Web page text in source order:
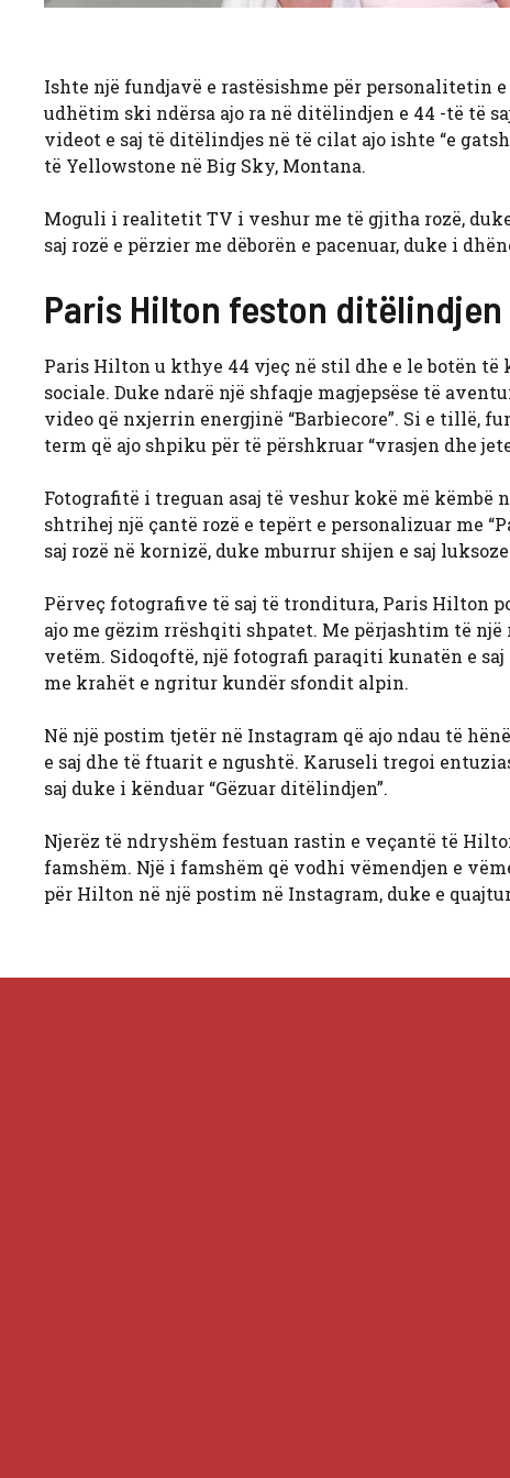
Ishte një fundjavë e rastësishme për
udhëtim ski ndërsa ajo ra në ditëlindjen e 44 -të të
videot e saj të ditëlindjes në të cilat ajo ishte “e
të Yellowstone në Big Sky, Montana.
Moguli i realitetit TV i veshur me të gjitha rozë,
saj rozë e përzier me dëborën e pacenuar, duke i
Paris Hilton feston
Paris Hilton u kthye 44 vjeç në stil dhe e le botën
sociale. Duke ndarë një shfaqje magjepsëse të
video që nxjerrin energjinë “Barbiecore”. Si e tillë,
term që ajo shpiku për të përshkruar “vrasjen dhe
Fotografitë i treguan asaj të veshur kokë më këmbë
shtrihej një çantë rozë e tepërt e personalizuar me
saj rozë në kornizë, duke mburrur shijen e saj
Përveç fotografive të saj të tronditura, Paris Hilton
ajo me gëzim rrëshqiti shpatet. Me përjashtim të
vetëm. Sidoqoftë, një fotografi paraqiti kunatën e
me krahët e ngritur kundër sfondit alpin.
Në një postim tjetër në Instagram që ajo ndau të
e saj dhe të ftuarit e ngushtë. Karuseli tregoi
saj duke i kënduar “Gëzuar ditëlindjen”.
Njerëz të ndryshëm festuan rastin e veçantë të
famshëm. Një i famshëm që vodhi vëmendjen e
për Hilton në një postim në Instagram, duke e